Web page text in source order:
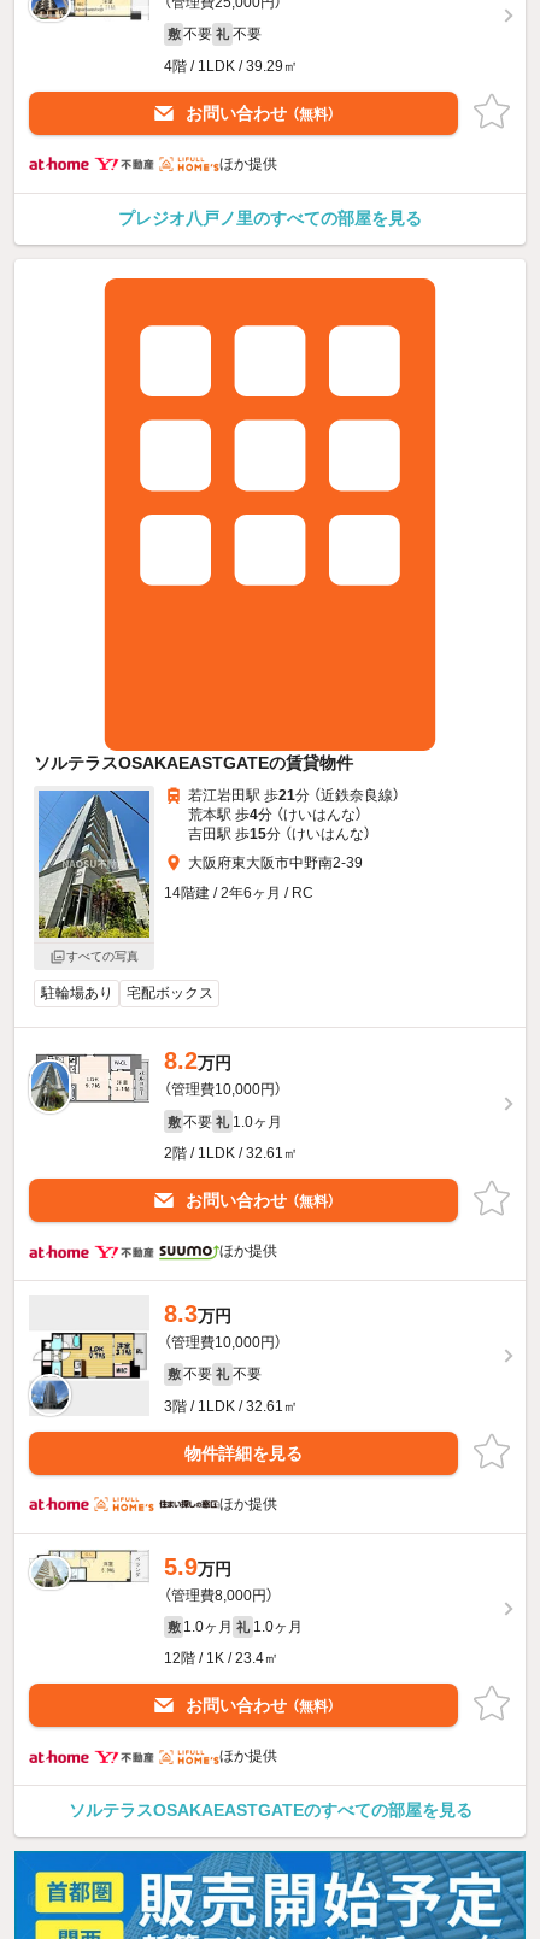
敷 不要 礼 不要
4階 / 1LDK / 39.29㎡
お問い合わせ （無料）
ほか提供
プレジオ八戸ノ里のすべての部屋を見る
ソルテラスOSAKAEASTGATEの賃貸物件
すべての写真
若江岩田駅 歩21分 （近鉄奈良線）
荒本駅 歩4分 （けいはんな）
吉田駅 歩15分 （けいはんな）
大阪府東大阪市中野南2-39
14階建 / 2年6ヶ月 / RC
駐輪場あり 宅配ボックス
8.2万円
（管理費10,000円）
敷 不要 礼 1.0ヶ月
2階 / 1LDK / 32.61㎡
お問い合わせ （無料）
ほか提供
8.3万円
（管理費10,000円）
敷 不要 礼 不要
3階 / 1LDK / 32.61㎡
物件詳細を見る
ほか提供
5.9万円
（管理費8,000円）
敷 1.0ヶ月 礼 1.0ヶ月
12階 / 1K / 23.4㎡
お問い合わせ （無料）
ほか提供
ソルテラスOSAKAEASTGATEのすべての部屋を見る